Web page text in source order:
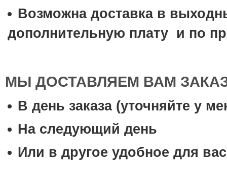
Возможна доставка в
дополнительную плату и по
МЫ ДОСТАВЛЯЕМ ВАМ
В день заказа (уточняйте у
На следующий день
Или в другое удобное для